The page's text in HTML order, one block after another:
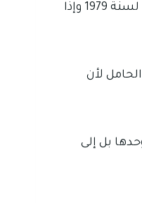
وعند إبراز السند أمام المحكمة تعرضه على المدعى عليه وله أن يقر بإمضائه أو ينكرها ويعتبر سكوته إقرارا وفق المادة 39 من قانون الإثبات رقم 107 لسنة 1979 وإذا
لأن
بل إلى